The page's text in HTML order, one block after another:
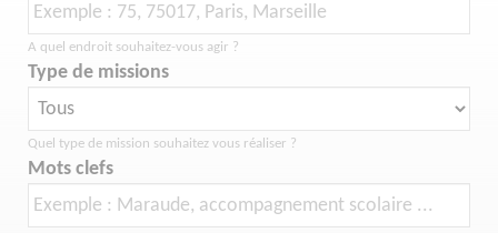
A quel endroit souhaitez-vous agir ?
Type de missions
Quel type de mission souhaitez vous réaliser ?
Mots clefs